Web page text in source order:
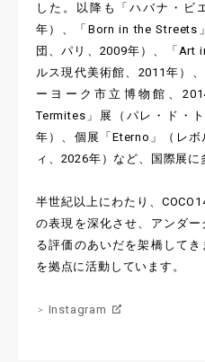
した。以降も「ハバナ・ビ
年）、「Born in the Streets
団、パリ、2009年）、「Art
ルス現代美術館、2011年）
ーヨーク市立博物館、
Termites」展（パレ・ド・
年）、個展「Eterno」（レ
ィ、2026年）など、国際展に
半世紀以上にわたり、
の表現を深化させ、アンダ
る評価のあいだを架橋して
を拠点に活動しています。
Instagram